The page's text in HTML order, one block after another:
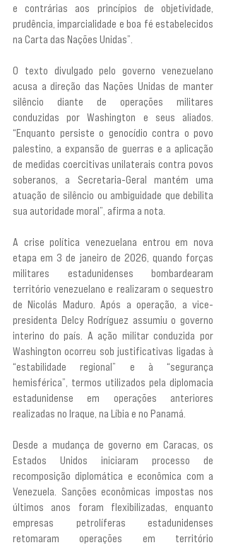
e contrárias aos princípios de objetividade,
prudência, imparcialidade e boa fé estabelecidos
na Carta das Nações Unidas”.
O texto divulgado pelo governo venezuelano
acusa a direção das Nações Unidas de manter
silêncio diante de operações militares
conduzidas por Washington e seus aliados.
“Enquanto persiste o genocídio contra o povo
palestino, a expansão de guerras e a aplicação
de medidas coercitivas unilaterais contra povos
soberanos, a Secretaria-Geral mantém uma
atuação de silêncio ou ambiguidade que debilita
sua autoridade moral”, afirma a nota.
A crise política venezuelana entrou em nova
etapa em 3 de janeiro de 2026, quando forças
militares estadunidenses bombardearam
território venezuelano e realizaram o sequestro
de Nicolás Maduro. Após a operação, a vice-
presidenta Delcy Rodríguez assumiu o governo
interino do país. A ação militar conduzida por
Washington ocorreu sob justificativas ligadas à
“estabilidade regional” e à “segurança
hemisférica”, termos utilizados pela diplomacia
estadunidense em operações anteriores
realizadas no Iraque, na Líbia e no Panamá.
Desde a mudança de governo em Caracas, os
Estados Unidos iniciaram processo de
recomposição diplomática e econômica com a
Venezuela. Sanções econômicas impostas nos
últimos anos foram flexibilizadas, enquanto
empresas petrolíferas estadunidenses
retomaram operações em território